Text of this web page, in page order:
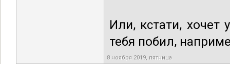
Или, кстати, хочет
тебя побил,
8 ноября 2019, пятница